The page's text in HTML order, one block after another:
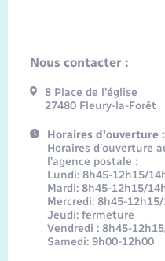
Nous contacter :
8 Place de l’église
27480 Fleury-la-Forêt
Horaires d'ouverture :
Horaires d’ouverture
l’agence postale :
Lundi: 8h45-12h15/
Mardi: 8h45-12h15/
Mercredi: 8h45-
Jeudi: fermeture
Vendredi : 8h45-
Samedi: 9h00-12h00